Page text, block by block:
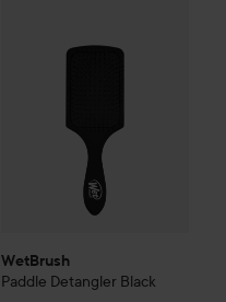
WetBrush
Paddle Detangler Black